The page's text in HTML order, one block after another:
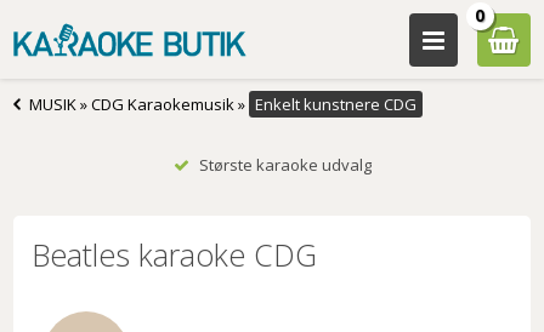
0
MUSIK»CDG Karaokemusik» Enkelt kunstnere CDG
Største karaoke udvalg
Beatles karaoke CDG